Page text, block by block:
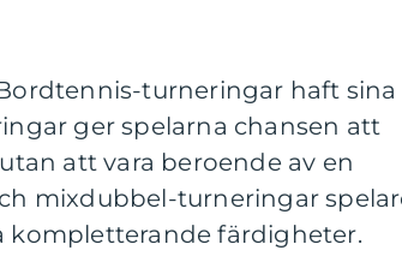
turneringar haft sina
ger spelarna chansen att
att vara beroende av en
mixdubbel-turneringar
färdigheter.